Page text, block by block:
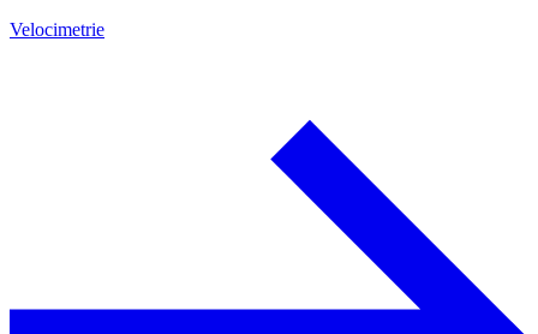
Velocimetrie